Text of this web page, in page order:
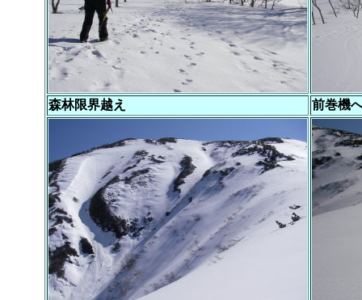
森林限界越え 前巻機